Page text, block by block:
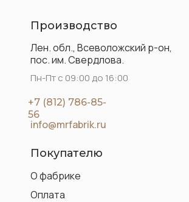
Оплата
О фабрике
Производство
Покупателю
+7 (812) 786-85-
56
Пн-Пт с 09:00 до 16:00
Лен. обл., Всеволожский р-он,
пос. им. Свердлова.
info@mrfabrik.ru